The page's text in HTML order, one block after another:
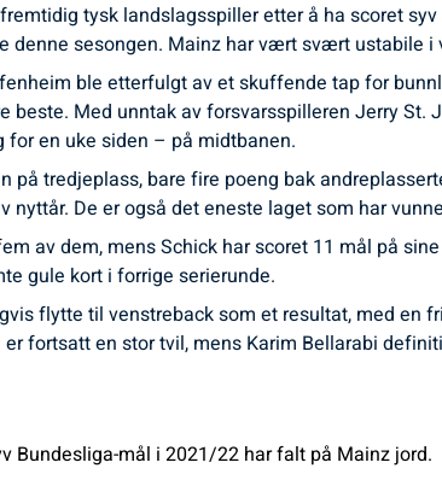
tysk landslagsspiller etter å ha scoret
denne sesongen. Mainz har vært svært ustabile
ble etterfulgt av et skuffende tap for
beste. Med unntak av forsvarsspilleren Jerry
en uke siden – på midtbanen.
på tredjeplass, bare fire poeng bak
nyttår. De er også det eneste laget som har
av dem, mens Schick har scoret 11 mål på
gule kort i forrige serierunde.
flytte til venstreback som et resultat, med en
fortsatt en stor tvil, mens Karim Bellarabi
Bundesliga-mål i 2021/22 har falt på Mainz jord.